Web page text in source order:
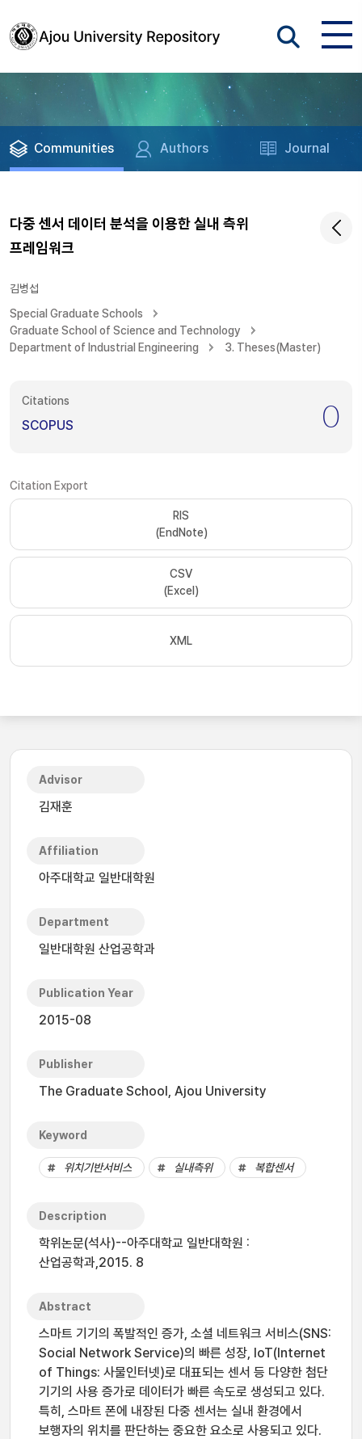
Communities Authors Journal
다중 센서 데이터 분석을 이용한 실내 측위
프레임워크
김병섭
Special Graduate Schools
Graduate School of Science and Technology
Department of Industrial Engineering
3. Theses(Master)
Citations
SCOPUS 0
Citation Export
RIS
(EndNote)
CSV
(Excel)
XML
Advisor
김재훈
Affiliation
아주대학교 일반대학원
Department
일반대학원 산업공학과
Publication Year
2015-08
Publisher
The Graduate School, Ajou University
Keyword
위치기반서비스 실내측위 복합센서
Description
학위논문(석사)--아주대학교 일반대학원 :
산업공학과,2015. 8
Abstract
스마트 기기의 폭발적인 증가, 소셜 네트워크 서비스(SNS:
Social Network Service)의 빠른 성장, IoT(Internet
of Things: 사물인터넷)로 대표되는 센서 등 다양한 첨단
기기의 사용 증가로 데이터가 빠른 속도로 생성되고 있다.
특히, 스마트 폰에 내장된 다중 센서는 실내 환경에서
보행자의 위치를 판단하는 중요한 요소로 사용되고 있다.